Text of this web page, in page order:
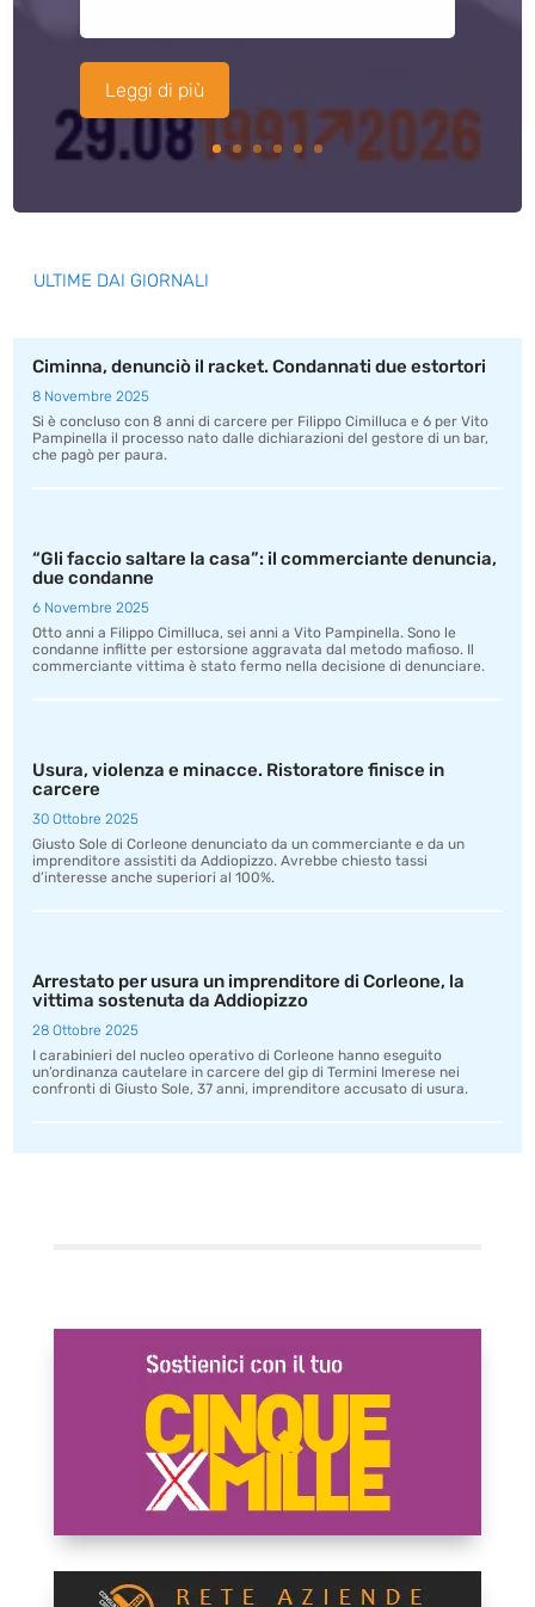
Leggi di più
ULTIME DAI GIORNALI
Ciminna, denunciò il racket. Condannati due estortori
8 Novembre 2025
Si è concluso con 8 anni di carcere per Filippo Cimilluca e 6 per Vito
Pampinella il processo nato dalle dichiarazioni del gestore di un bar,
che pagò per paura.
“Gli faccio saltare la casa”: il commerciante denuncia,
due condanne
6 Novembre 2025
Otto anni a Filippo Cimilluca, sei anni a Vito Pampinella. Sono le
condanne inflitte per estorsione aggravata dal metodo mafioso. Il
commerciante vittima è stato fermo nella decisione di denunciare.
Usura, violenza e minacce. Ristoratore finisce in
carcere
30 Ottobre 2025
Giusto Sole di Corleone denunciato da un commerciante e da un
imprenditore assistiti da Addiopizzo. Avrebbe chiesto tassi
d’interesse anche superiori al 100%.
Arrestato per usura un imprenditore di Corleone, la
vittima sostenuta da Addiopizzo
28 Ottobre 2025
I carabinieri del nucleo operativo di Corleone hanno eseguito
un’ordinanza cautelare in carcere del gip di Termini Imerese nei
confronti di Giusto Sole, 37 anni, imprenditore accusato di usura.